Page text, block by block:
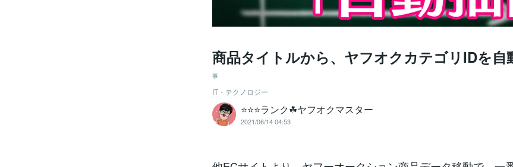
商品タイトルから、ヤフオクカテゴリIDを自
事
IT・テクノロジー
⭐️⭐️⭐️ランク☘ヤフオクマスター
2021/06/14 04:53